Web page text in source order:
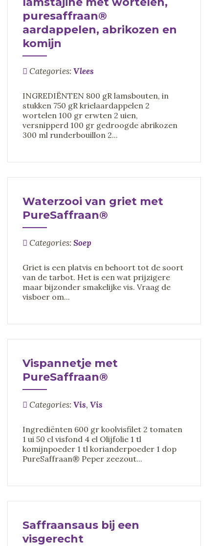
puresaffraan®
aardappelen, abrikozen en
komijn
Categories: Vlees
INGREDIËNTEN 800 gR lamsbouten, in
stukken 750 gR krielaardappelen 2
wortelen 100 gr erwten 2 uien,
versnipperd 100 gr gedroogde abrikozen
300 ml runderbouillon 2...
Waterzooi van griet met
PureSaffraan®
Categories: Soep
Griet is een platvis en behoort tot de soort
van de tarbot. Het is een wat prijzigere
maar bijzonder smakelijke vis. Vraag de
visboer om...
Vispannetje met
PureSaffraan®
Categories: Vis, Vis
Ingrediënten 600 gr koolvisfilet 2 tomaten
1 ui 50 cl visfond 4 el Olijfolie 1 tl
komijnpoeder 1 tl korianderpoeder 1 dop
PureSaffraan® Peper zeezout...
Saffraansaus bij een
visgerecht